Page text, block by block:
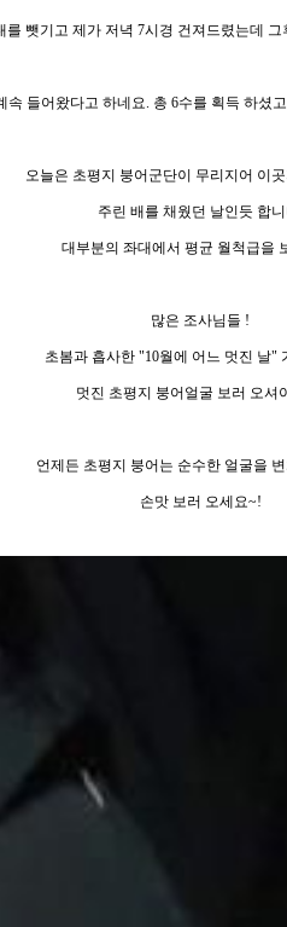
를 뺏기고 제가 저녁 7시경 건져드렸는데 그
들어왔다고 하네요. 총 6수를 획득 하
오늘은 초평지 붕어군단이 무리지어 이
주린 배를 채웠던 날인듯 합
대부분의 좌대에서 평균 월척급을
많은 조사님들 !
초봄과 흡사한 "10월에 어느 멋진 날"
멋진 초평지 붕어얼굴 보러 오셔
언제든 초평지 붕어는 순수한 얼굴을
손맛 보러 오세요~!